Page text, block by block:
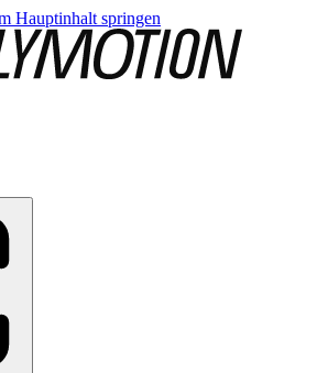
Hauptinhalt springen